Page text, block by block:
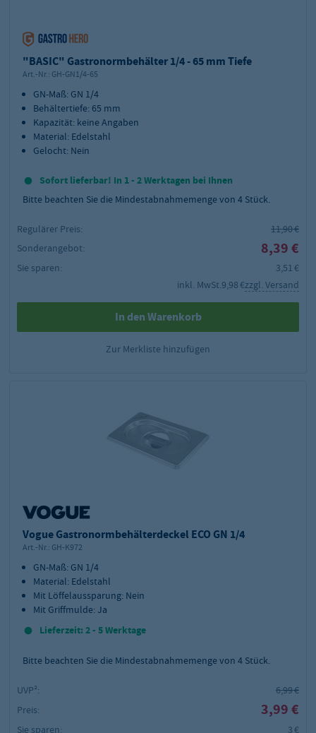
"BASIC" Gastronormbehälter 1/4 - 65 mm Tiefe
Art.-Nr.: GH-GN1/4-65
GN-Maß: GN 1/4
Behältertiefe: 65 mm
Kapazität: keine Angaben
Material: Edelstahl
Gelocht: Nein
Sofort lieferbar! In 1 - 2 Werktagen bei Ihnen
Bitte beachten Sie die Mindestabnahmemenge von 4 Stück.
Regulärer Preis:
11,90 €
Sonderangebot:
8,39 €
Sie sparen:
3,51 €
inkl. MwSt.9,98 €zzgl. Versand
In den Warenkorb
Zur Merkliste hinzufügen
Vogue Gastronormbehälterdeckel ECO GN 1/4
Art.-Nr.: GH-K972
GN-Maß: GN 1/4
Material: Edelstahl
Mit Löffelaussparung: Nein
Mit Griffmulde: Ja
Lieferzeit: 2 - 5 Werktage
Bitte beachten Sie die Mindestabnahmemenge von 4 Stück.
UVP²:
6,99 €
Preis:
3,99 €
Sie sparen:
3 €